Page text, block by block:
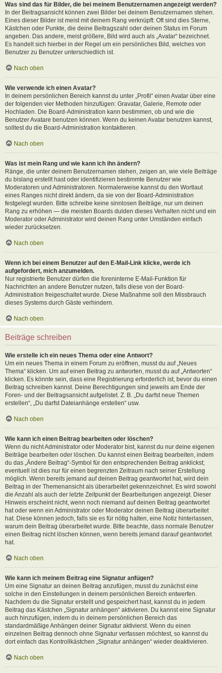
Was sind das für Bilder, die bei meinem Benutzernamen angezeigt werden?
In der Beitragsansicht können zwei Bilder bei deinem Benutzernamen stehen.
Eines dieser Bilder ist meist mit deinem Rang verknüpft: Oft sind dies Sterne,
Kästchen oder Punkte, die deine Beitragszahl oder deinen Status im Forum
angeben. Das andere, meist größere, Bild wird auch als „Avatar“ bezeichnet.
Es handelt sich hierbei in der Regel um ein persönliches Bild, welches von
Benutzer zu Benutzer unterschiedlich ist.
Nach oben
Wie verwende ich einen Avatar?
In deinem persönlichen Bereich kannst du unter „Profil“ einen Avatar über eine
der folgenden vier Methoden hinzufügen: Gravatar, Galerie, Remote oder
Hochladen. Die Board-Administration kann bestimmen, ob und wie die
Benutzer Avatare benutzen können. Wenn du keinen Avatar benutzen kannst,
solltest du die Board-Administration kontaktieren.
Nach oben
Was ist mein Rang und wie kann ich ihn ändern?
Ränge, die unter deinem Benutzernamen stehen, zeigen an, wie viele Beiträge
du bislang erstellt hast oder identifizieren bestimmte Benutzer wie
Moderatoren und Administratoren. Normalerweise kannst du den Wortlaut
eines Ranges nicht direkt ändern, da sie von der Board-Administration
festgelegt wurden. Bitte schreibe keine sinnlosen Beiträge, nur um deinen
Rang zu erhöhen — die meisten Boards dulden dieses Verhalten nicht und ein
Moderator oder Administrator wird deinen Rang unter Umständen einfach
wieder zurücksetzen.
Nach oben
Wenn ich bei einem Benutzer auf den E-Mail-Link klicke, werde ich
aufgefordert, mich anzumelden.
Nur registrierte Benutzer dürfen die foreninterne E-Mail-Funktion für
Nachrichten an andere Benutzer nutzen, falls diese von der Board-
Administration freigeschaltet wurde. Diese Maßnahme soll den Missbrauch
dieses Systems durch Gäste verhindern.
Nach oben
Beiträge schreiben
Wie erstelle ich ein neues Thema oder eine Antwort?
Um ein neues Thema in einem Forum zu eröffnen, musst du auf „Neues
Thema“ klicken. Um auf einen Beitrag zu antworten, musst du auf „Antworten“
klicken. Es könnte sein, dass eine Registrierung erforderlich ist, bevor du einen
Beitrag schreiben kannst. Deine Berechtigungen sind jeweils am Ende der
Foren- und der Beitragsansicht aufgelistet. Z. B. „Du darfst neue Themen
erstellen“, „Du darfst Dateianhänge erstellen“ usw.
Nach oben
Wie kann ich einen Beitrag bearbeiten oder löschen?
Wenn du nicht Administrator oder Moderator bist, kannst du nur deine eigenen
Beiträge bearbeiten oder löschen. Du kannst einen Beitrag bearbeiten, indem
du das „Ändere Beitrag“-Symbol für den entsprechenden Beitrag anklickst;
eventuell ist dies nur für einen begrenzten Zeitraum nach seiner Erstellung
möglich. Wenn bereits jemand auf deinen Beitrag geantwortet hat, wird dein
Beitrag in der Themenansicht als überarbeitet gekennzeichnet. Es wird sowohl
die Anzahl als auch der letzte Zeitpunkt der Bearbeitungen angezeigt. Dieser
Hinweis erscheint nicht, wenn noch niemand auf deinen Beitrag geantwortet
hat oder wenn ein Administrator oder Moderator deinen Beitrag überarbeitet
hat. Diese können jedoch, falls sie es für nötig halten, eine Notiz hinterlassen,
warum dein Beitrag überarbeitet wurde. Bitte beachte, dass normale Benutzer
einen Beitrag nicht löschen können, wenn bereits jemand darauf geantwortet
hat.
Nach oben
Wie kann ich meinem Beitrag eine Signatur anfügen?
Um eine Signatur an deinen Beitrag anzufügen, musst du zunächst eine
solche in den Einstellungen in deinem persönlichen Bereich entwerfen.
Nachdem du die Signatur erstellt und gespeichert hast, kannst du in jedem
Beitrag das Kästchen „Signatur anhängen“ aktivieren. Du kannst eine Signatur
auch hinzufügen, indem du in deinem persönlichen Bereich das
standardmäßige Anhängen deiner Signatur aktivierst. Wenn du einen
einzelnen Beitrag dennoch ohne Signatur verfassen möchtest, so kannst du
dort einfach das Kontrollkästchen „Signatur anhängen“ wieder deaktivieren.
Nach oben